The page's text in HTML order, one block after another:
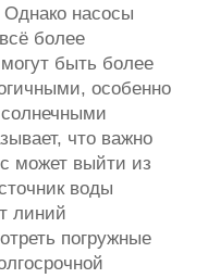
Однако насосы
более
быть более
особенно
что важно
может выйти из
воды
линий
погружные